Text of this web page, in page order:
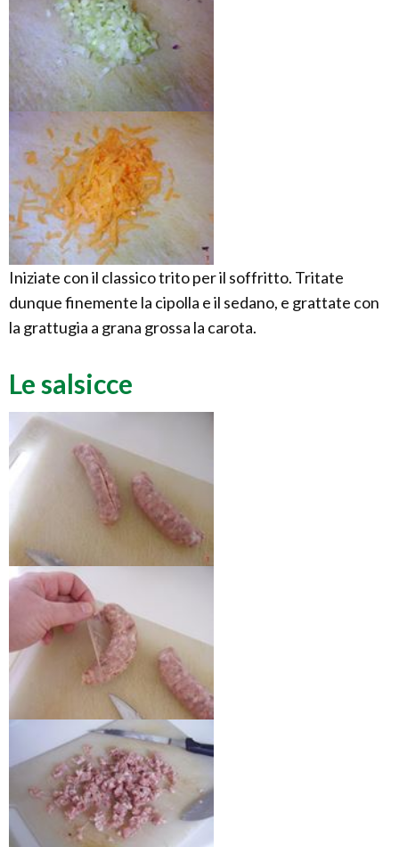
Iniziate con il classico trito per il soffritto. Tritate
dunque finemente la cipolla e il sedano, e grattate con
la grattugia a grana grossa la carota.
Le salsicce